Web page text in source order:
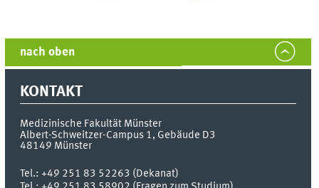
nach oben
KONTAKT
Medizinische Fakultät Münster
Albert-Schweitzer-Campus 1, Gebäude D3
48149 Münster
Tel.:+49 251 83 52263 (Dekanat)